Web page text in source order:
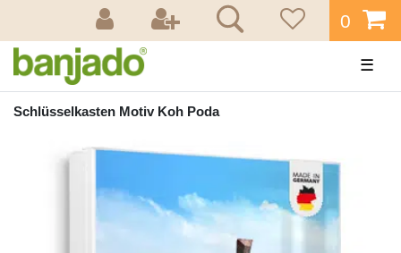
0
☰
Schlüsselkasten Motiv Koh Poda